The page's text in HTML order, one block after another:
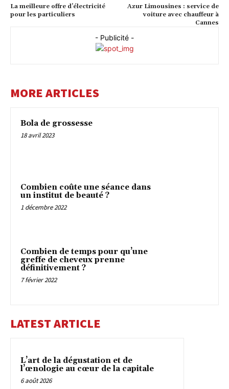
La meilleure offre d’électricité
pour les particuliers
Azur Limousines : service de
voiture avec chauffeur à
Cannes
- Publicité -
MORE ARTICLES
Bola de grossesse
18 avril 2023
Combien coûte une séance dans
un institut de beauté ?
1 décembre 2022
Combien de temps pour qu’une
greffe de cheveux prenne
définitivement ?
7 février 2022
LATEST ARTICLE
L’art de la dégustation et de
l’œnologie au cœur de la capitale
6 août 2026